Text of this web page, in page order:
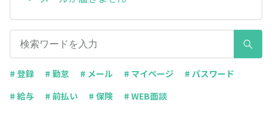
# 登録 # 勤怠 # メール # マイページ
# パスワード
# 給与
# 前払い # 保険 # WEB面談